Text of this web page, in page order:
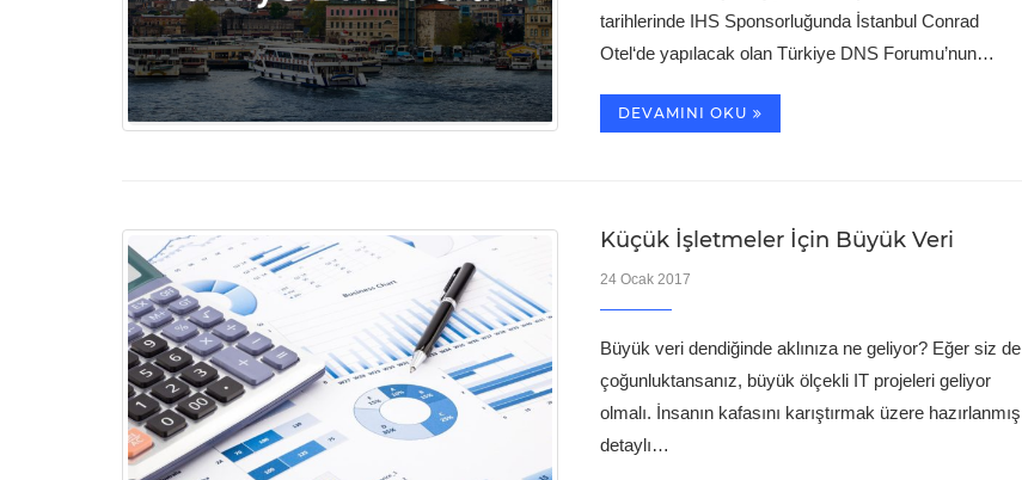
tarihlerinde IHS Sponsorluğunda İstanbul Conrad
Otel‘de yapılacak olan Türkiye DNS Forumu’nun…
DEVAMINI OKU
Küçük İşletmeler İçin Büyük Veri
24 Ocak 2017
Büyük veri dendiğinde aklınıza ne geliyor? Eğer siz de
çoğunluktansanız, büyük ölçekli IT projeleri geliyor
olmalı. İnsanın kafasını karıştırmak üzere hazırlanmış
detaylı…